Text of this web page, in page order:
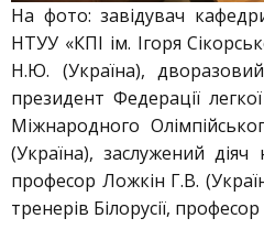
На фото: завідувач кафедри
НТУУ «КПІ ім. Ігоря
Н.Ю. (Україна),
президент Федерації
Міжнародного
(Україна), заслужений діяч
професор Ложкін Г.В.
тренерів Білорусії,